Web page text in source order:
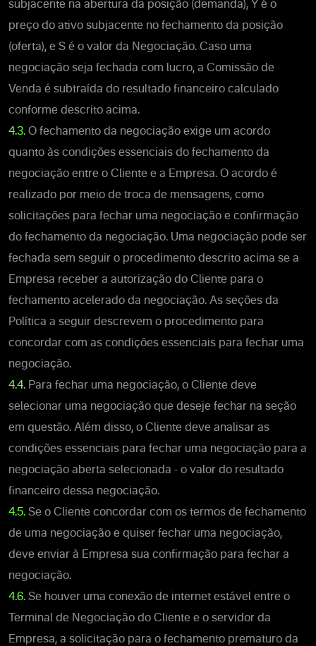
subjacente na abertura da posição (demanda), Y é o
preço do ativo subjacente no fechamento da posição
(oferta), e S é o valor da Negociação. Caso uma
negociação seja fechada com lucro, a Comissão de
Venda é subtraída do resultado financeiro calculado
conforme descrito acima.
4.3. O fechamento da negociação exige um acordo
quanto às condições essenciais do fechamento da
negociação entre o Cliente e a Empresa. O acordo é
realizado por meio de troca de mensagens, como
solicitações para fechar uma negociação e confirmação
do fechamento da negociação. Uma negociação pode ser
fechada sem seguir o procedimento descrito acima se a
Empresa receber a autorização do Cliente para o
fechamento acelerado da negociação. As seções da
Política a seguir descrevem o procedimento para
concordar com as condições essenciais para fechar uma
negociação.
4.4. Para fechar uma negociação, o Cliente deve
selecionar uma negociação que deseje fechar na seção
em questão. Além disso, o Cliente deve analisar as
condições essenciais para fechar uma negociação para a
negociação aberta selecionada - o valor do resultado
financeiro dessa negociação.
4.5. Se o Cliente concordar com os termos de fechamento
de uma negociação e quiser fechar uma negociação,
deve enviar à Empresa sua confirmação para fechar a
negociação.
4.6. Se houver uma conexão de internet estável entre o
Terminal de Negociação do Cliente e o servidor da
Empresa, a solicitação para o fechamento prematuro da